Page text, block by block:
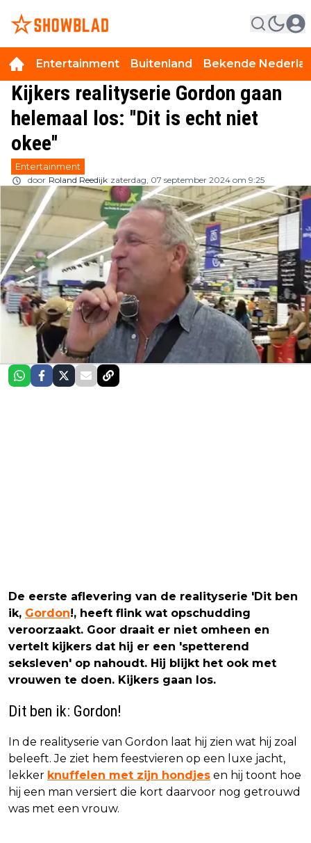
Entertainment Buitenland Bekende
Kijkers realityserie Gordon gaan
helemaal los: ''Dit is echt niet
okee''
Entertainment
door Roland Reedijk zaterdag, 07 september 2024 om 9:25
De eerste aflevering van de realityserie 'Dit ben
ik, Gordon!, heeft flink wat opschudding
veroorzaakt. Goor draait er niet omheen en
vertelt kijkers dat hij er een 'spetterend
seksleven' op nahoudt. Hij blijkt het ook met
vrouwen te doen. Kijkers gaan los.
Dit ben ik: Gordon!
In de realityserie van Gordon laat hij zien wat hij zoal
beleeft. Je ziet hem feestvieren op een luxe jacht,
lekker knuffelen met zijn hondjes en hij toont hoe
hij een man versiert die kort daarvoor nog getrouwd
was met een vrouw.